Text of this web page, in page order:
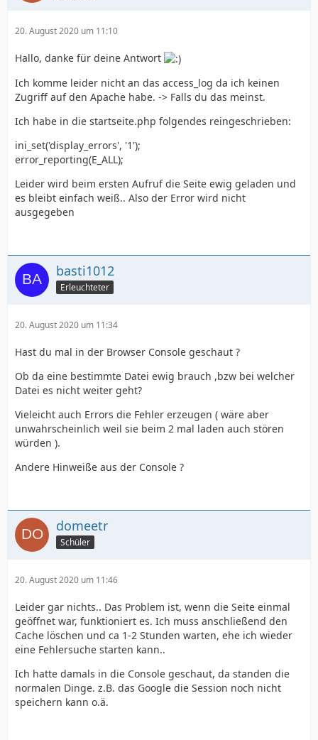
20. August 2020 um 11:10
Hallo, danke für deine Antwort
Ich komme leider nicht an das access_log da ich keinen
Zugriff auf den Apache habe. -> Falls du das meinst.
Ich habe in die startseite.php folgendes reingeschrieben:
ini_set('display_errors', '1');
error_reporting(E_ALL);
Leider wird beim ersten Aufruf die Seite ewig geladen und
es bleibt einfach weiß.. Also der Error wird nicht
ausgegeben
basti1012
Erleuchteter
20. August 2020 um 11:34
Hast du mal in der Browser Console geschaut ?
Ob da eine bestimmte Datei ewig brauch ,bzw bei welcher
Datei es nicht weiter geht?
Vieleicht auch Errors die Fehler erzeugen ( wäre aber
unwahrscheinlich weil sie beim 2 mal laden auch stören
würden ).
Andere Hinweiße aus der Console ?
domeetr
Schüler
20. August 2020 um 11:46
Leider gar nichts.. Das Problem ist, wenn die Seite einmal
geöffnet war, funktioniert es. Ich muss anschließend den
Cache löschen und ca 1-2 Stunden warten, ehe ich wieder
eine Fehlersuche starten kann..
Ich hatte damals in die Console geschaut, da standen die
normalen Dinge. z.B. das Google die Session noch nicht
speichern kann o.ä.